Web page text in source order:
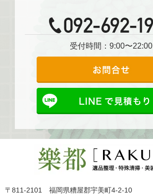
受付時間：9:00〜22:00
〒811-2101 福岡県糟屋郡宇美町4-2-10